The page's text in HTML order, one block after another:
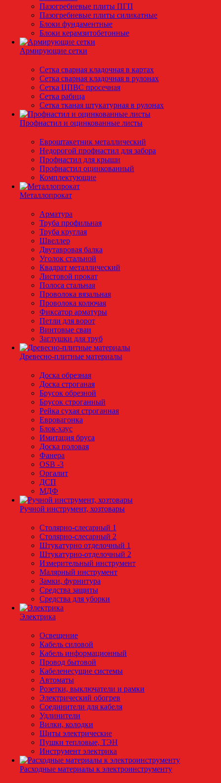
Пазогребневые плиты ПГП
Пазогребневые плиты силикатные
Блоки фундаментные
Блоки керамзитобетонные
Армирующие сетки
Сетка сварная кладочная в картах
Сетка сварная кладочная в рулонах
Сетка ЦПВС просечная
Сетка рабица
Сетка тканая штукатурная в рулонах
Профнастил и оцинкованные листы
Евроштакетник металлический
Недорогой профнастил для забора
Профнастил для крыши
Профнастил оцинкованный
Комплектующие
Металлопрокат
Арматура
Труба профильная
Труба круглая
Швеллер
Двутавровая балка
Уголок стальной
Квадрат металлический
Листовой прокат
Полоса стальная
Проволока вязальная
Проволока колючая
Фиксатор арматуры
Петли для ворот
Винтовые сваи
Заглушки для труб
Древесно-плитные материалы
Доска обрезная
Доска строганая
Брусок обрезной
Брусок строганный
Рейка сухая строганная
Евровагонка
Блок-хаус
Имитация бруса
Доска половая
Фанера
OSB -3
Оргалит
ДСП
МДФ
Ручной инструмент, хозтовары
Столярно-слесарный 1
Столярно-слесарный 2
Штукатурно отделочный 1
Штукатурно-отделочный 2
Измерительный инструмент
Малярный инструмент
Замки, фурнитура
Средства защиты
Средства для уборки
Электрика
Освещение
Кабель силовой
Кабель информационный
Провод бытовой
Кабеленесущие системы
Автоматы
Розетки, выключатели и рамки
Электрический обогрев
Соединители для кабеля
Удлинители
Вилки, колодки
Щиты электрические
Пушки тепловые, ТЭН
Инструмент электрика
Расходные материалы к электроинструменту